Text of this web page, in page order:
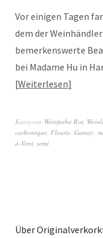
Vor einigen Tagen
dem der
bemerkenswerte
bei Madame Hu in
Weiterlesen
Kategorie Weinfarbe Rot,
carbonique, Fleurie, Gamay,
a-Vent, semi
Über